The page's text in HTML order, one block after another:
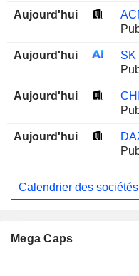
Aujourd'hui
Aujourd'hui
SK
Aujourd'hui
Aujourd'hui
Calendrier des sociétés
Mega Caps